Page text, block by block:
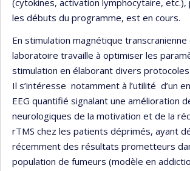
les débuts du programme, est en cours.
En stimulation magnétique transcranienne
laboratoire travaille à optimiser les
stimulation en élaborant divers
Il s’intéresse notamment à l’utilité d’un
EEG quantifié signalant une amélioration
neurologiques de la motivation et de la
rTMS chez les patients déprimés, ayant
récemment des résultats prometteurs
population de fumeurs (modèle en